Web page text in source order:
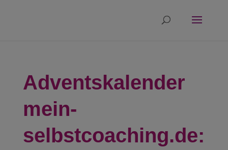
Adventskalender
mein-
selbstcoaching.de: